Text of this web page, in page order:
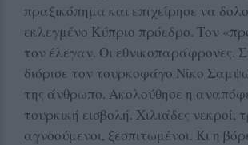
πραξικόπημα και επιχείρησε να
εκλεγμένο Κύπριο πρόεδρο. Τον
τον έλεγαν. Οι εθνικοπαράφρονες.
διόρισε τον τουρκοφάγο Νίκο
της άνθρωπο. Ακολούθησε η
τουρκική εισβολή. Χιλιάδες νεκροί,
αγνοούμενοι, ξεσπιτωμένοι. Κι η